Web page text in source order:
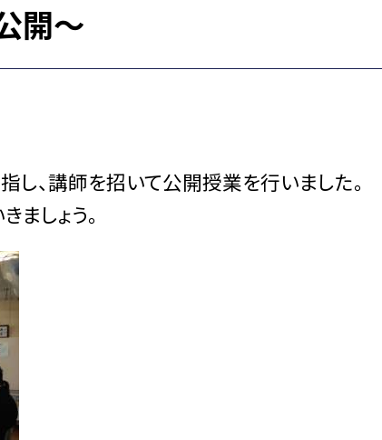
開〜
、講師を招いて公開授業を行いました。
しょう。